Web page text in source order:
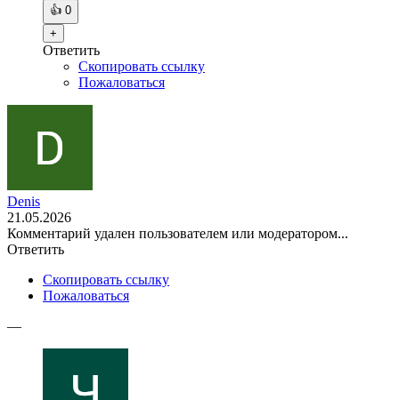
👍 0
+
Ответить
Скопировать ссылку
Пожаловаться
Denis
21.05.2026
Комментарий удален пользователем или модератором...
Ответить
Скопировать ссылку
Пожаловаться
—